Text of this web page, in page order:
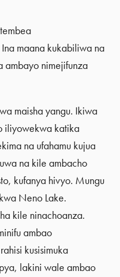
maana kukabiliwa na
ambayo nimejifunza
maisha yangu. Ikiwa
iliyowekwa katika
na ufahamu kujua
na kile ambacho
kufanya hivyo. Mungu
Neno Lake.
kile ninachoanza.
ambao
kusisimuka
lakini wale ambao